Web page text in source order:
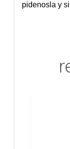
pidenosla y